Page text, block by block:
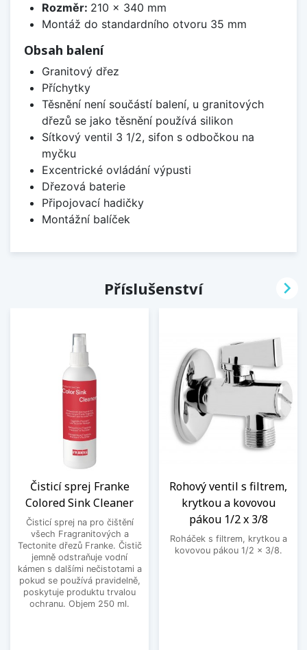
Rozměr: 210 x 340 mm
Montáž do standardního otvoru 35 mm
Obsah balení
Granitový dřez
Příchytky
Těsnění není součástí balení, u granitových
dřezů se jako těsnění používá silikon
Sítkový ventil 3 1/2, sifon s odbočkou na
myčku
Excentrické ovládání výpusti
Dřezová baterie
Připojovací hadičky
Montážní balíček
Příslušenství
Čisticí sprej Franke
Colored Sink Cleaner
Čisticí sprej na pro čištění
všech Fragranitových a
Tectonite dřezů Franke. Čistič
jemně odstraňuje vodní
kámen s dalšími nečistotami a
pokud se používá pravidelně,
poskytuje produktu trvalou
ochranu. Objem 250 ml.
Rohový ventil s filtrem,
krytkou a kovovou
pákou 1/2 x 3/8
Roháček s filtrem, krytkou a
kovovou pákou 1/2 x 3/8.
